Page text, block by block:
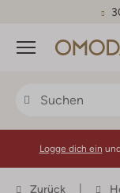
Menü
Logge dich ein
Zurück